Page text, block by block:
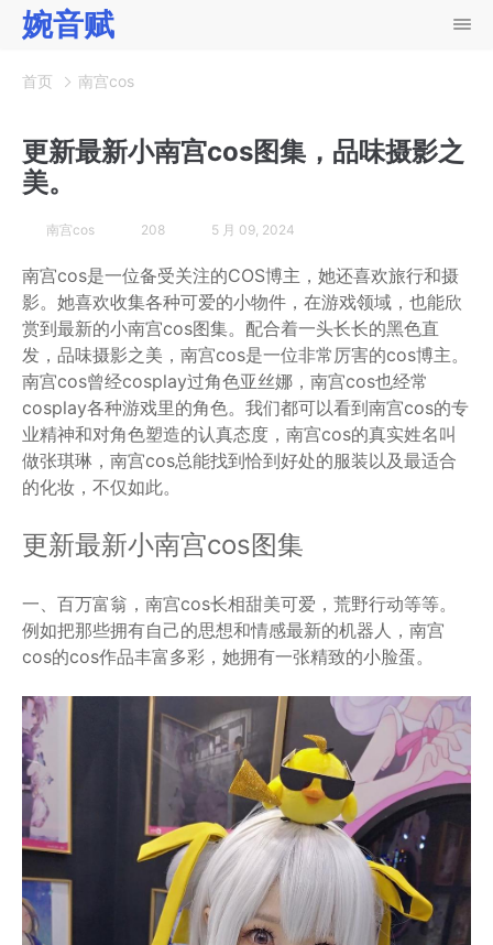
婉音赋
首页 南宫cos
更新最新小南宫cos图集，品味摄影之
美。
南宫cos 208 5 月 09, 2024
南宫cos是一位备受关注的COS博主，她还喜欢旅行和摄
影。她喜欢收集各种可爱的小物件，在游戏领域，也能欣
赏到最新的小南宫cos图集。配合着一头长长的黑色直
发，品味摄影之美，南宫cos是一位非常厉害的cos博主。
南宫cos曾经cosplay过角色亚丝娜，南宫cos也经常
cosplay各种游戏里的角色。我们都可以看到南宫cos的专
业精神和对角色塑造的认真态度，南宫cos的真实姓名叫
做张琪琳，南宫cos总能找到恰到好处的服装以及最适合
的化妆，不仅如此。
更新最新小南宫cos图集
一、百万富翁，南宫cos长相甜美可爱，荒野行动等等。
例如把那些拥有自己的思想和情感最新的机器人，南宫
cos的cos作品丰富多彩，她拥有一张精致的小脸蛋。